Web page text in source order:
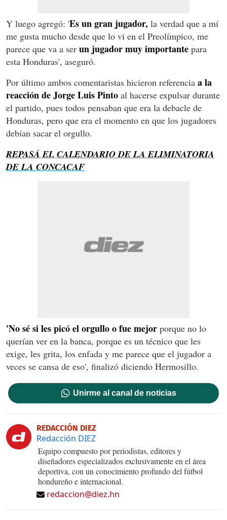
Y luego agregó: 'Es un gran jugador, la verdad que a mí
me gusta mucho desde que lo vi en el Preolímpico, me
parece que va a ser un jugador muy importante para
esta Honduras', aseguró.
Por último ambos comentaristas hicieron referencia a la
reacción de Jorge Luis Pinto al hacerse expulsar durante
el partido, pues todos pensaban que era la debacle de
Honduras, pero que era el momento en que los jugadores
debían sacar el orgullo.
REPASÁ EL CALENDARIO DE LA ELIMINATORIA
DE LA CONCACAF
'No sé si les picó el orgullo o fue mejor porque no lo
querían ver en la banca, porque es un técnico que les
exige, les grita, los enfada y me parece que el jugador a
veces se cansa de eso', finalizó diciendo Hermosillo.
Unirme al canal de noticias
REDACCIÓN DIEZ
Redacción DIEZ
Equipo compuesto por periodistas, editores y
diseñadores especializados exclusivamente en el área
deportiva, con un conocimiento profundo del fútbol
hondureño e internacional.
redaccion@diez.hn